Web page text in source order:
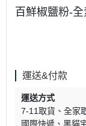
百鮮椒鹽粉-全
運送&付款
運送方式
7-11取貨
全家
國際快遞
黑貓